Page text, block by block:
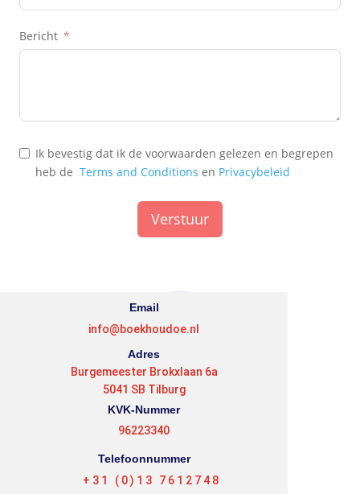
Bericht
Ik bevestig dat ik de voorwaarden gelezen en begrepen
heb de Terms and Conditions en Privacybeleid
Verstuur
Email
info@boekhoudoe.nl
Adres
Burgemeester Brokxlaan 6a
5041 SB Tilburg
KVK-Nummer
96223340
Telefoonnummer
+31 (0)13 7612748